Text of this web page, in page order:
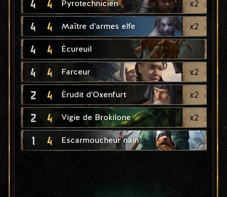
4 4 Pyrotechnicien x2
4 4 Maître d'armes elfe x2
4 4 Écureuil
4 4 Farceur x2
2 4 Érudit d'Oxenfurt x2
2 4 Vigie de Brokilone x2
1 4 Escarmoucheur nain